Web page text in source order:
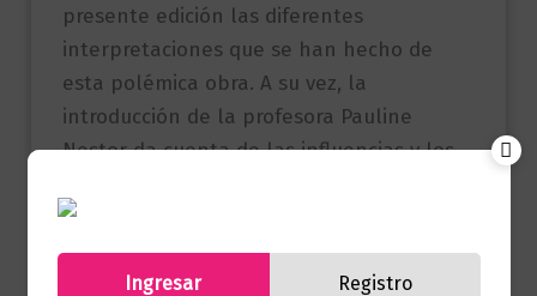
presente edición las diferentes
interpretaciones que se han hecho de
esta polémica obra. A su vez, la
introducción de la profesora Pauline
Nestor da cuenta de las influencias y los
Por último, esta edición incorpora la nota
biográfica y el prefacio original, escrito por
Charlotte, en el que revelaba su
Ingresar Registro